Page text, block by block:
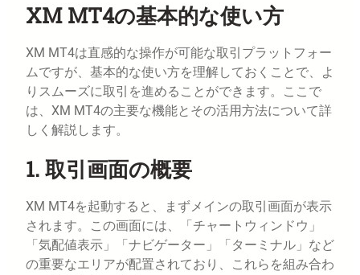
XM MT4の基本的な使い方
XM MT4は直感的な操作が可能な取引プラットフォー
ムですが、基本的な使い方を理解しておくことで、よ
りスムーズに取引を進めることができます。ここで
は、XM MT4の主要な機能とその活用方法について詳
しく解説します。
1. 取引画面の概要
XM MT4を起動すると、まずメインの取引画面が表示
されます。この画面には、「チャートウィンドウ」
「気配値表示」「ナビゲーター」「ターミナル」など
の重要なエリアが配置されており、これらを組み合わ